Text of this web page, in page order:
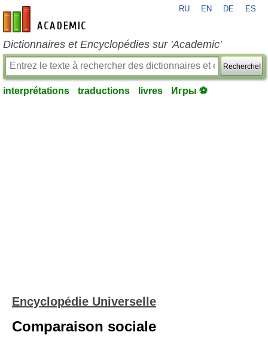
fr-academic.com
RU EN DE ES
Dictionnaires et Encyclopédies sur 'Academic'
Recherche!
interprétations traductions livres Игры ⚽
Encyclopédie Universelle
Comparaison sociale